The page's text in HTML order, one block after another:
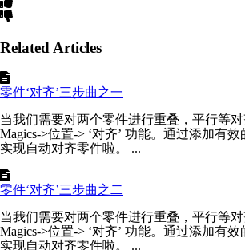
Related Articles
零件‘对齐’三步曲之一
当我们需要对两个零件进行重叠，平行等
Magics->位置-> ‘对齐’ 功能。通过添加有
实现自动对齐零件啦。 ...
零件‘对齐’三步曲之二
当我们需要对两个零件进行重叠，平行等
Magics->位置-> ‘对齐’ 功能。通过添加有
实现自动对齐零件啦。 ...